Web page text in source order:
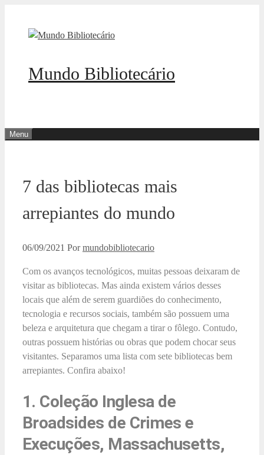
Mundo Bibliotecário
Menu
7 das bibliotecas mais
arrepiantes do mundo
06/09/2021 Pormundobibliotecario
Com os avanços tecnológicos, muitas pessoas deixaram de
visitar as bibliotecas. Mas ainda existem vários desses
locais que além de serem guardiões do conhecimento,
tecnologia e recursos sociais, também são possuem uma
beleza e arquitetura que chegam a tirar o fôlego. Contudo,
outras possuem histórias ou obras que podem chocar seus
visitantes. Separamos uma lista com sete bibliotecas bem
arrepiantes. Confira abaixo!
1. Coleção Inglesa de
Broadsides de Crimes e
Execuções, Massachusetts,